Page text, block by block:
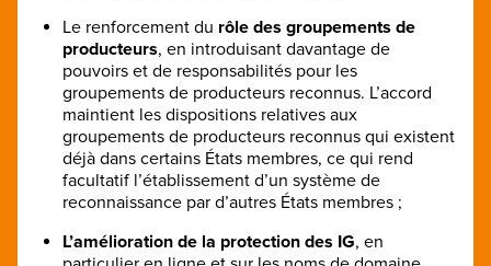
Le renforcement du rôle des groupements de
producteurs, en introduisant davantage de
pouvoirs et de responsabilités pour les
groupements de producteurs reconnus. L’accord
maintient les dispositions relatives aux
groupements de producteurs reconnus qui existent
déjà dans certains États membres, ce qui rend
facultatif l’établissement d’un système de
reconnaissance par d’autres États membres ;
L’amélioration de la protection des IG, en